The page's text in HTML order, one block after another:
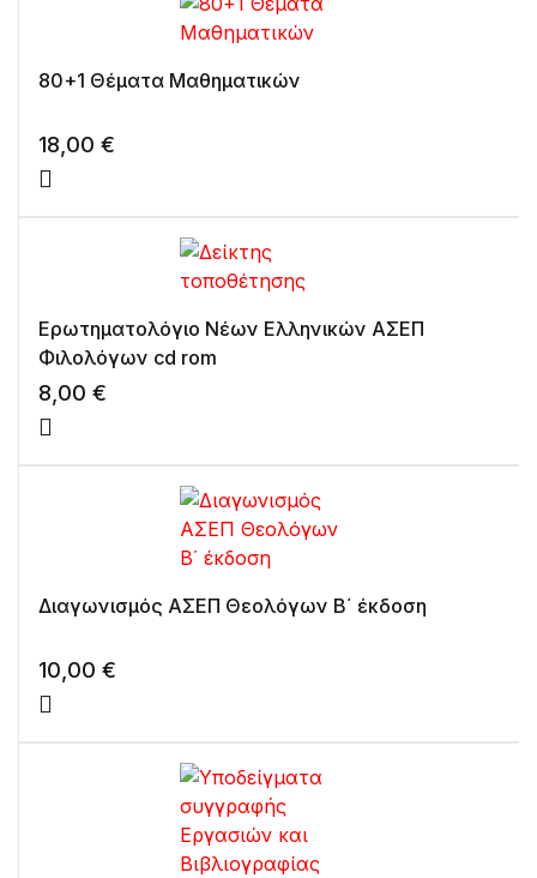
80+1 Θέματα Μαθηματικών
18,00 €
Ερωτηματολόγιο Νέων Ελληνικών ΑΣΕΠ
Φιλολόγων cd rom
8,00 €
Διαγωνισμός ΑΣΕΠ Θεολόγων Β΄ έκδοση
10,00 €